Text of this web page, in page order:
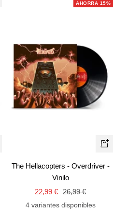
AHORRA 15%
+
The Hellacopters - Overdriver -
Vinilo
Precio
de
22,99 € Precio
normal
26,99 €
4 variantes disponibles